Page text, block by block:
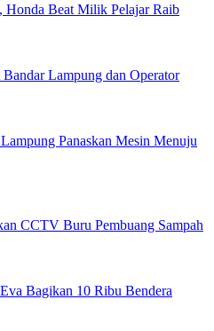
Honda Beat Milik Pelajar Raib
Lampung dan Operator
Panaskan Mesin Menuju
CCTV Buru Pembuang Sampah
Bagikan 10 Ribu Bendera